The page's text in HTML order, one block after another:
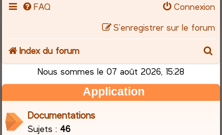
FAQ
Connexion
S’enregistrer sur le forum
Index du forum
Nous sommes le 07 août 2026, 15:28
Application
Documentations
Sujets : 46